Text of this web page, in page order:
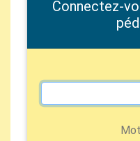
Connectez-